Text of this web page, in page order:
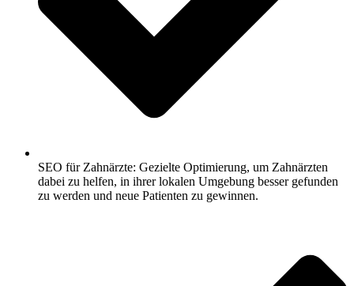
SEO für Zahnärzte: Gezielte Optimierung, um Zahnärzten
dabei zu helfen, in ihrer lokalen Umgebung besser gefunden
zu werden und neue Patienten zu gewinnen.